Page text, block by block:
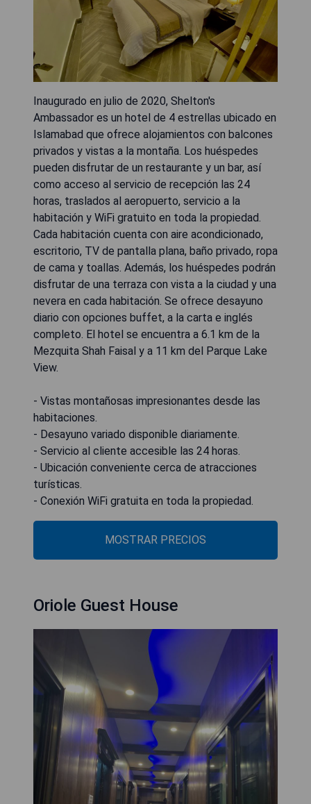
Inaugurado en julio de 2020, Shelton's
Ambassador es un hotel de 4 estrellas ubicado en
Islamabad que ofrece alojamientos con balcones
privados y vistas a la montaña. Los huéspedes
pueden disfrutar de un restaurante y un bar, así
como acceso al servicio de recepción las 24
horas, traslados al aeropuerto, servicio a la
habitación y WiFi gratuito en toda la propiedad.
Cada habitación cuenta con aire acondicionado,
escritorio, TV de pantalla plana, baño privado, ropa
de cama y toallas. Además, los huéspedes podrán
disfrutar de una terraza con vista a la ciudad y una
nevera en cada habitación. Se ofrece desayuno
diario con opciones buffet, a la carta e inglés
completo. El hotel se encuentra a 6.1 km de la
Mezquita Shah Faisal y a 11 km del Parque Lake
View.
- Vistas montañosas impresionantes desde las
habitaciones.
- Desayuno variado disponible diariamente.
- Servicio al cliente accesible las 24 horas.
- Ubicación conveniente cerca de atracciones
turísticas.
- Conexión WiFi gratuita en toda la propiedad.
MOSTRAR PRECIOS
Oriole Guest House